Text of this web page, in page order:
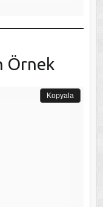
Örnek
Kopyala